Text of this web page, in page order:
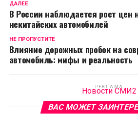
ДАЛЕЕ
В России наблюдается рост цен
некитайских автомобилей
НЕ ПРОПУСТИТЕ
Влияние дорожных пробок на
автомобиль: мифы и реальность
РЕКЛАМА
Новости СМИ2
ВАС МОЖЕТ